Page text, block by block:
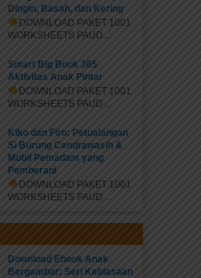
Dingin, Basah, dan Kering
DOWNLOAD PAKET 1001
WORKSHEETS PAUD...
Smart Big Book 365
Aktivitas Anak Pintar
DOWNLOAD PAKET 1001
WORKSHEETS PAUD...
Kiko dan Firo: Petualangan
Si Burung Cendrawasih &
Mobil Pemadam yang
Pemberani
DOWNLOAD PAKET 1001
WORKSHEETS PAUD...
Download Ebook Anak
Bergambar: Seri Kebiasaan